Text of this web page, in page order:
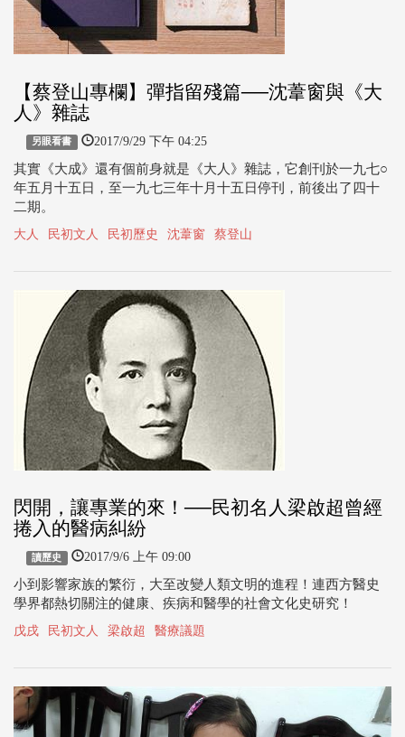
【蔡登山專欄】彈指留殘篇──沈葦窗與《大
人》雜誌
另眼看書 2017/9/29 下午 04:25
其實《大成》還有個前身就是《大人》雜誌，它創刊於一九七○
年五月十五日，至一九七三年十月十五日停刊，前後出了四十
二期。
大人 民初文人 民初歷史 沈葦窗 蔡登山
閃開，讓專業的來！──民初名人梁啟超曾經
捲入的醫病糾紛
讀歷史 2017/9/6 上午 09:00
小到影響家族的繁衍，大至改變人類文明的進程！連西方醫史
學界都熱切關注的健康、疾病和醫學的社會文化史研究！
戊戌 民初文人 梁啟超 醫療議題